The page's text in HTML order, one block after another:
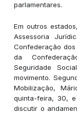
parlamentares.
Em outros
Assessoria
Confederação
da
Seguridade
movimento.
Mobilização,
quinta-feira, 30,
discutir o